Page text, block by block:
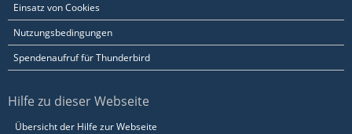
Einsatz von Cookies
Nutzungsbedingungen
Spendenaufruf für Thunderbird
Hilfe zu dieser Webseite
Übersicht der Hilfe zur Webseite